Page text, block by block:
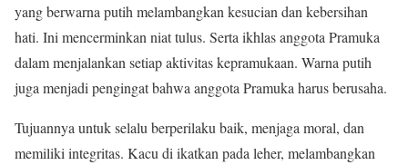
yang berwarna putih melambangkan kesucian dan kebersihan
hati. Ini mencerminkan niat tulus. Serta ikhlas anggota Pramuka
dalam menjalankan setiap aktivitas kepramukaan. Warna putih
juga menjadi pengingat bahwa anggota Pramuka harus berusaha.
Tujuannya untuk selalu berperilaku baik, menjaga moral, dan
memiliki integritas. Kacu di ikatkan pada leher, melambangkan